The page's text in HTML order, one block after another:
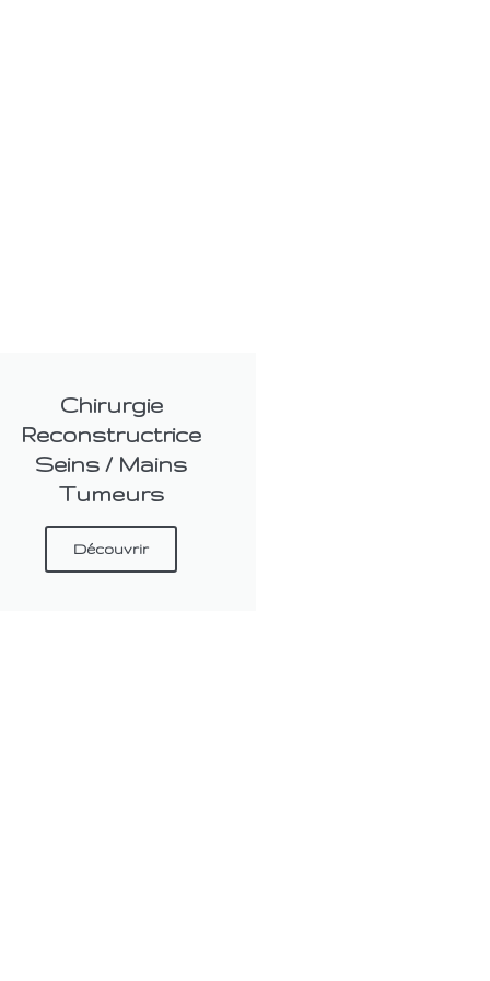
Chirurgie
Reconstructrice
Seins / Mains
Tumeurs
Découvrir